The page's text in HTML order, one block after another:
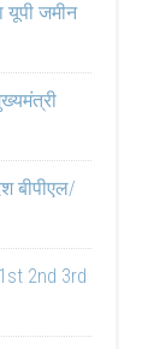
यूपी जमीन
बीपीएल/
2nd 3rd